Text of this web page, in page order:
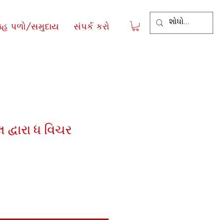
પળો/સમુદાય સંપર્ક કરો
ધ વિચર